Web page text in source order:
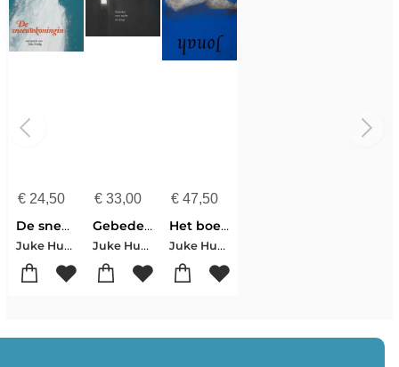
€24,50
De sneeuwkoningin
Juke Hudig-Hans Christian Andersen
€33,00
Gebeden voor nacht en slaap
Juke Hudig
€ 47,50
Het boek Jonah
Juke Hudig-Daniël van Egmond